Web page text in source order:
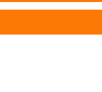
de los medios, por
de la